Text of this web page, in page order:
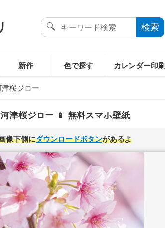
新作 色で探す カレンダー印刷
津桜ジロー
河津桜ジロー 📱 無料スマホ壁紙
像下側にダウンロードボタンがあるよ